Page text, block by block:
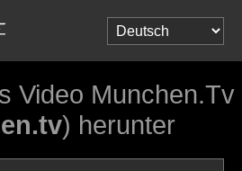
Video Munchen.Tv
) herunter